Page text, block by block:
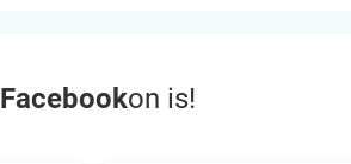
Facebookon is!